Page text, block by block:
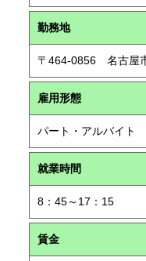
勤務地
〒464-0856 名古屋
雇用形態
パート・アルバイト
就業時間
8：45～17：15
賃金